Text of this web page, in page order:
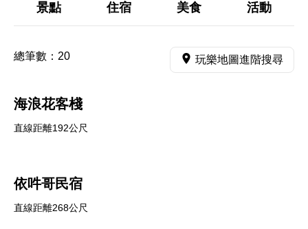
景點 住宿 美食 活動
總筆數： 20 玩樂地圖進階搜尋
海浪花客棧
直線距離192公尺
依吽哥民宿
直線距離268公尺